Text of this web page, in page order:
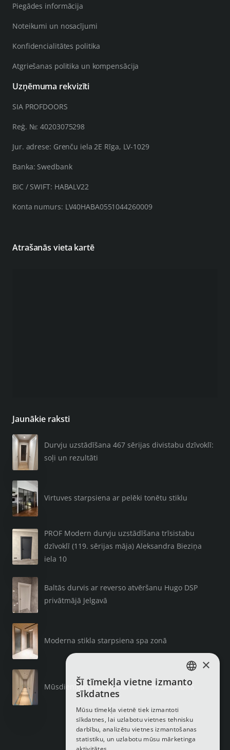
Piegādes informācija
Noteikumi un nosacījumi
Konfidencialitātes politika
Atgriešanas politika un kompensācija
Uzņēmuma rekvizīti
SIA PROFDOORS
Reģ. №: 40203075298
Jur. adrese: Grenču iela 2E Rīga, LV-1029
Banka: Swedbank
BIC / SWIFT: HABALV22
Konta numurs: LV40HABA0551044260009
Atrašanās vieta kartē
Jaunākie raksti
Durvju uzstādīšana 467 sērijas divistabu dzīvoklī:
soļi un rezultāti
Virtuves starpsiena ar pelēki tonētu stiklu
PROF Modern durvju uzstādīšana trīsistabu
dzīvoklī (119. sērijas māja) Aleksandra Bieziņa
iela 10
Baltās durvis ar reverso atvēršanu Hugo DSP
privātmājā Jelgavā
Moderna stikla starpsiena spa zonā
Mūsdienīgas slēptās durvis no PROFDOORSLATVIAN
ENGLISH
×
Šī tīmekļa vietne izmanto
sīkdatnes
Mūsu tīmekļa vietnē tiek izmantoti
sīkdatnes, lai uzlabotu vietnes tehnisku
darbību, analizētu vietnes izmantošanas
statistiku, un uzlabotu mūsu mārketinga